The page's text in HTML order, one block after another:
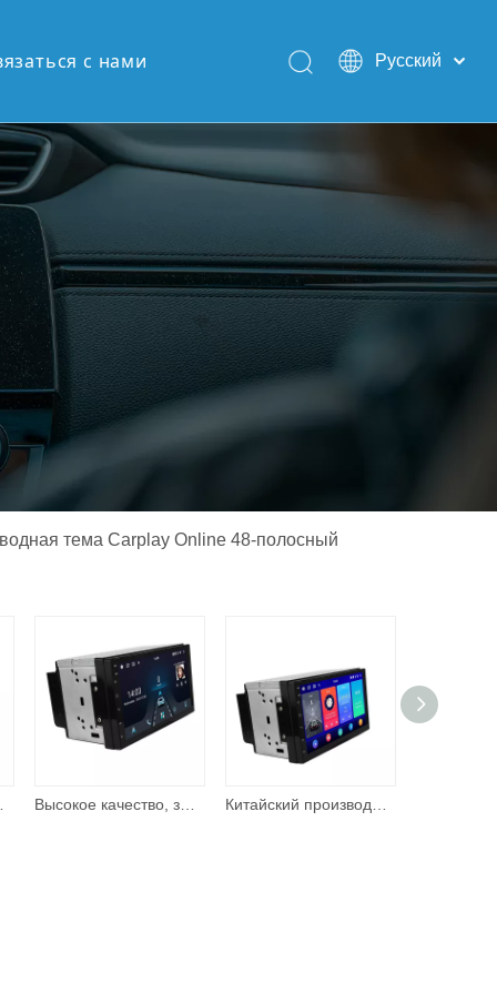
с нами
Pусский
Español
тема Carplay Online 48-полосный